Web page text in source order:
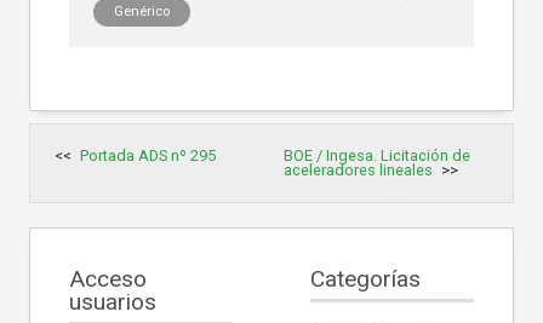
Genérico
de
Portada ADS nº 295
BOE / Ingesa. Licitación de
aceleradores lineales
Acceso
usuarios
Categorías